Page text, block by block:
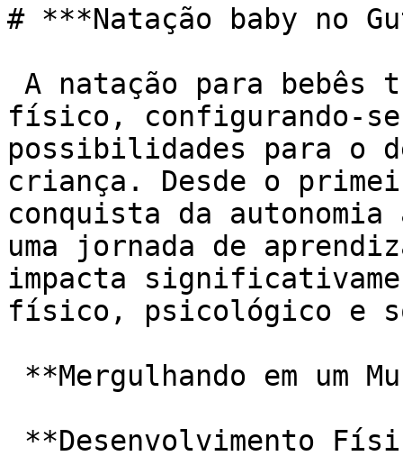
# ***Natação baby no
físico, configurando-se
possibilidades para o
criança. Desde o
conquista da autonomia
uma jornada de
impacta
físico, psicológico e